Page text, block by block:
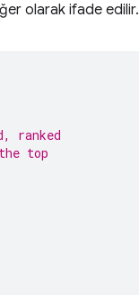
olarak ifade edilir.
ranked
top